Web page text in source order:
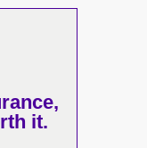
it.